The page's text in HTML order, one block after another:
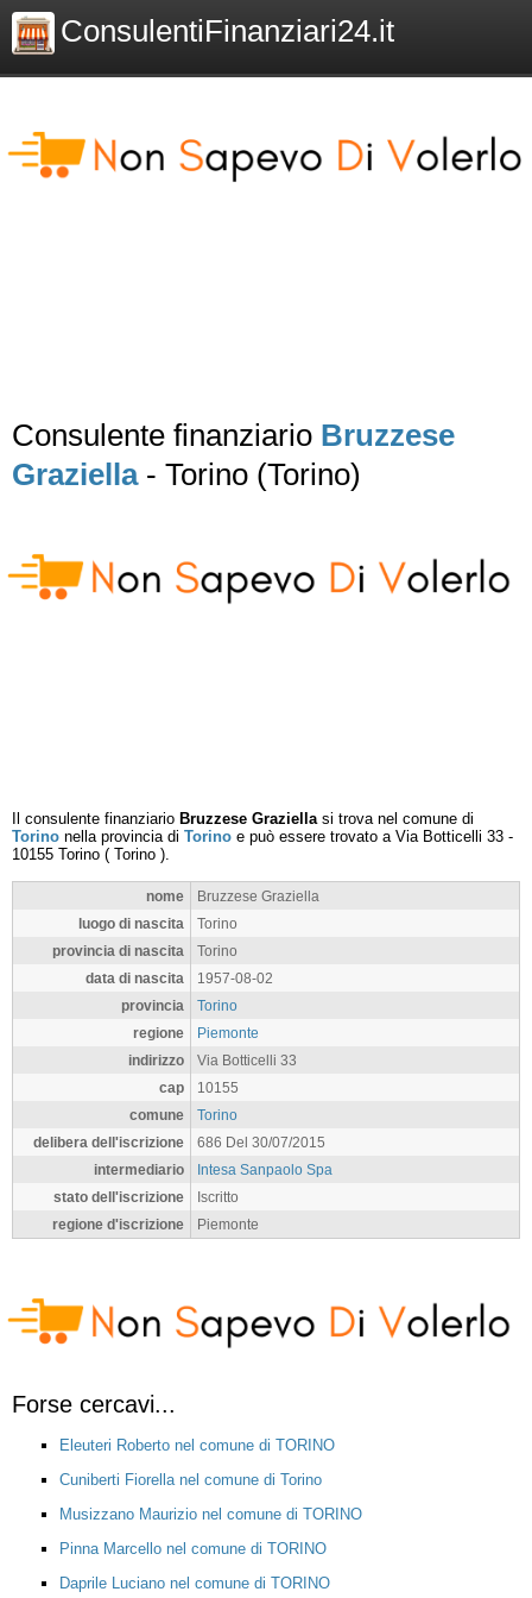
ConsulentiFinanziari24.it
Consulente finanziario Bruzzese
Graziella- Torino (Torino)
Il consulente finanziario Bruzzese Graziellasi trova nel comune di
Torino nella provincia di Torino e può essere trovato a Via Botticelli 33 -
10155 Torino ( Torino ).
nome
Bruzzese Graziella
luogo di nascita
Torino
provincia di nascita
Torino
data di nascita
1957-08-02
provincia
Torino
regione
Piemonte
indirizzo
Via Botticelli 33
cap
10155
comune
Torino
delibera dell'iscrizione
686 Del 30/07/2015
intermediario
Intesa Sanpaolo Spa
stato dell'iscrizione
Iscritto
regione d'iscrizione
Piemonte
Forse cercavi...
Eleuteri Roberto nel comune di TORINO
Cuniberti Fiorella nel comune di Torino
Musizzano Maurizio nel comune di TORINO
Pinna Marcello nel comune di TORINO
Daprile Luciano nel comune di TORINO